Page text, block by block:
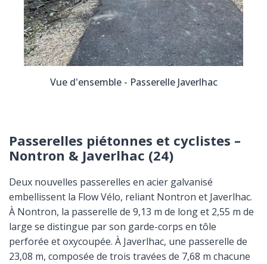
Vue d'ensemble - Passerelle Javerlhac
Passerelles piétonnes et cyclistes –
Nontron & Javerlhac (24)
Deux nouvelles passerelles en acier galvanisé
embellissent la Flow Vélo, reliant Nontron et Javerlhac.
À Nontron, la passerelle de 9,13 m de long et 2,55 m de
large se distingue par son garde-corps en tôle
perforée et oxycoupée. À Javerlhac, une passerelle de
23,08 m, composée de trois travées de 7,68 m chacune